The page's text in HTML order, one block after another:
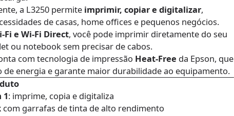
a L3250 permite imprimir, copiar e digitalizar,
de casas, home offices e pequenos negócios.
Fi e Wi-Fi Direct, você pode imprimir diretamente do seu
ou notebook sem precisar de cabos.
com tecnologia de impressão Heat-Free da Epson, que
de energia e garante maior durabilidade ao equipamento.
1: imprime, copia e digitaliza
com garrafas de tinta de alto rendimento